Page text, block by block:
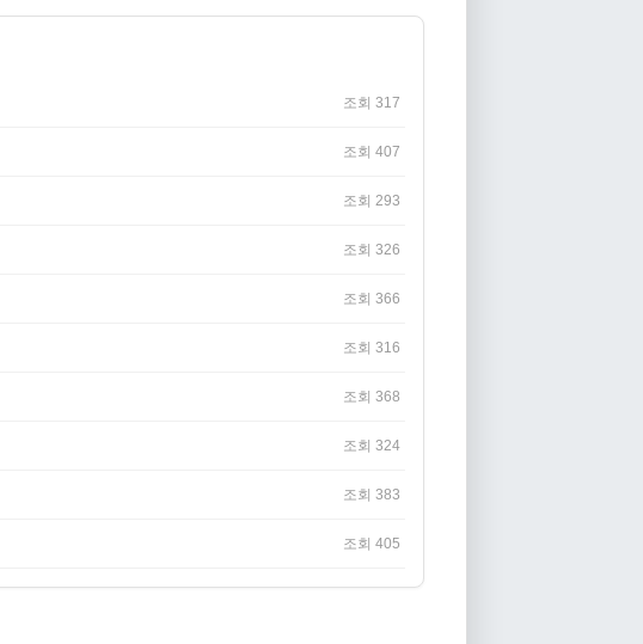
조회 317
조회 407
조회 293
조회 326
조회 366
조회 316
조회 368
조회 324
조회 383
조회 405